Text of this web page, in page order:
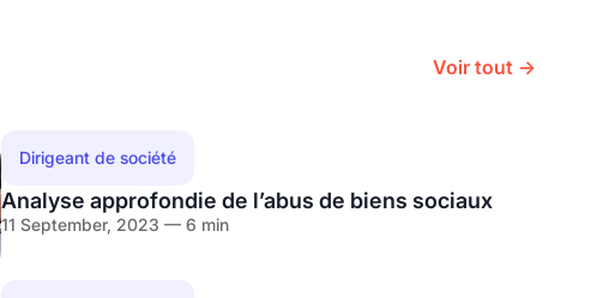
Voir tout →
Dirigeant de société
Analyse approfondie de l’abus de biens sociaux
11 September, 2023 — 6 min